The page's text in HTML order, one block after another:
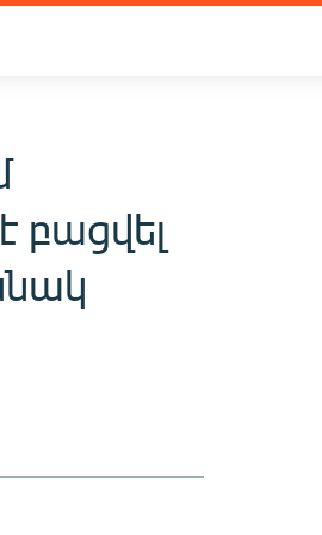
բացվել